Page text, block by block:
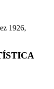
1926,